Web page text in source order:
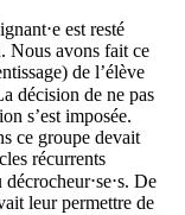
est resté
Nous avons fait ce
de l’élève
décision de ne pas
s’est imposée.
ce groupe devait
récurrents
De
leur permettre de